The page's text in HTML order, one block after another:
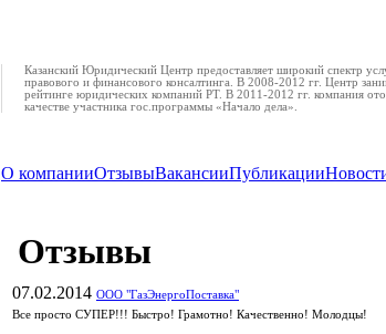
Казанский Юридический Центр предоставляет широкий спектр
правового и финансового консалтинга. В 2008-2012 гг. Центр
рейтинге юридических компаний РТ. В 2011-2012 гг. компания
качестве участника гос.программы «Начало дела».
О компанииОтзывыВакансииПубликации
Отзывы
07.02.2014 ООО "ГазЭнергоПоставка"
Все просто СУПЕР!!! Быстро! Грамотно! Качественно! Молодцы!